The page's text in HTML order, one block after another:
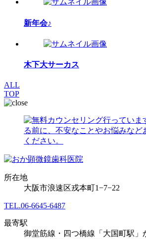
新年会♪
木下大サーカス
ALL
TOP
所在地
大阪市浪速区戎本町1−7−22
TEL.06-6645-6487
最寄駅
御堂筋線・四つ橋線「大国町駅」